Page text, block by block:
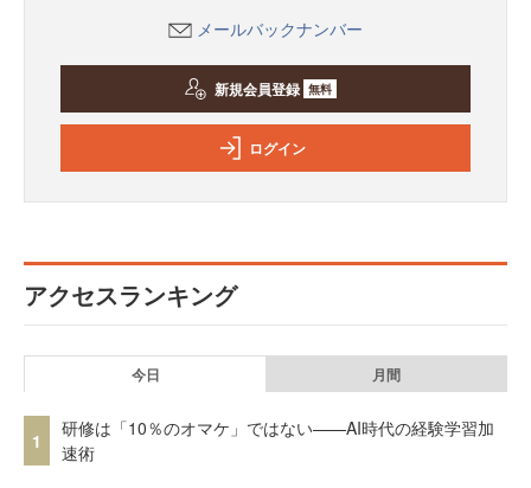
メールバックナンバー
新規会員登録 無料
ログイン
アクセスランキング
今日 月間
1
研修は「10％のオマケ」ではない——AI時代の経験学習加
速術